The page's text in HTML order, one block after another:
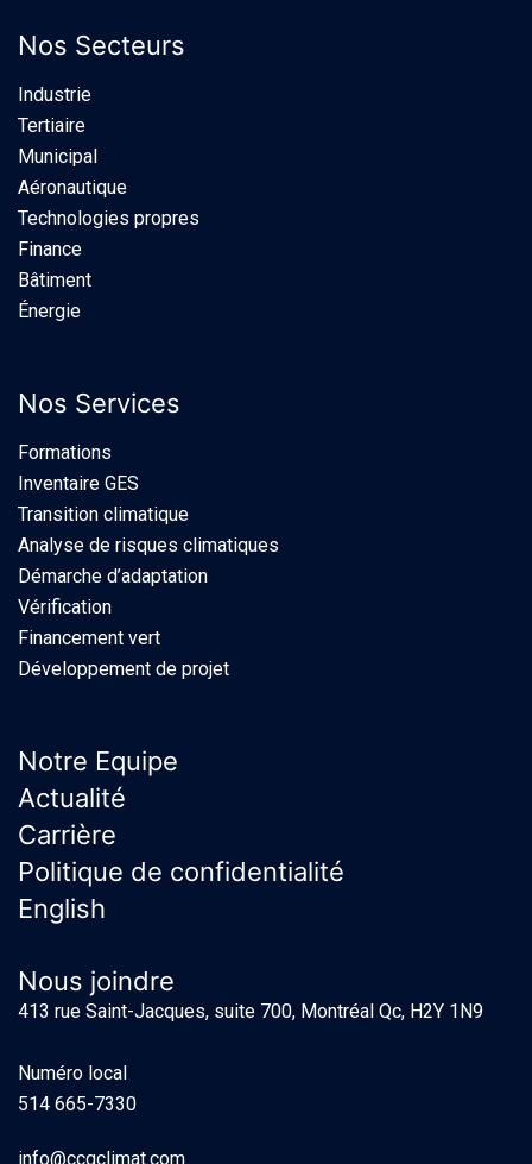
Nos Secteurs
Industrie​
Tertiaire
Municipal
Aéronautique
Technologies propres
Finance
Bâtiment
Énergie
Nos Services
Formations
Inventaire GES
Transition climatique
Analyse de risques climatiques
Démarche d’adaptation
Vérification
Financement vert
Développement de projet
Notre Equipe
Actualité
Carrière
Politique de confidentialité
English
Nous joindre
413 rue Saint-Jacques, suite 700, Montréal Qc, H2Y 1N9
Numéro local
514 665-7330
info@ccgclimat.com